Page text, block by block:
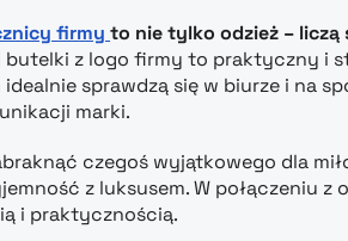
firmy to nie tylko odzież – liczą
butelki z logo firmy to praktyczny i
sprawdzą się w biurze i na
marki.
czegoś wyjątkowego dla
z luksusem. W połączeniu
i praktycznością.